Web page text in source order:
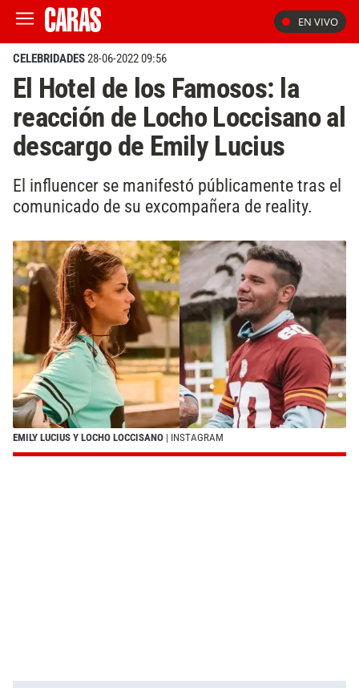
EN VIVO
CELEBRIDADES28-06-2022 09:56
El Hotel de los Famosos: la
reacción de Locho Loccisano al
descargo de Emily Lucius
El influencer se manifestó públicamente tras el
comunicado de su excompañera de reality.
EMILY LUCIUS Y LOCHO LOCCISANO | INSTAGRAM